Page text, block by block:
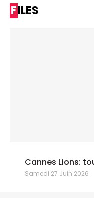
FILES
Cannes Lions:
Samedi 27 Juin 2026